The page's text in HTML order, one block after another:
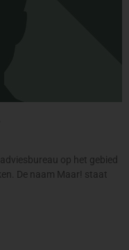
op het gebied
De naam Maar! staat